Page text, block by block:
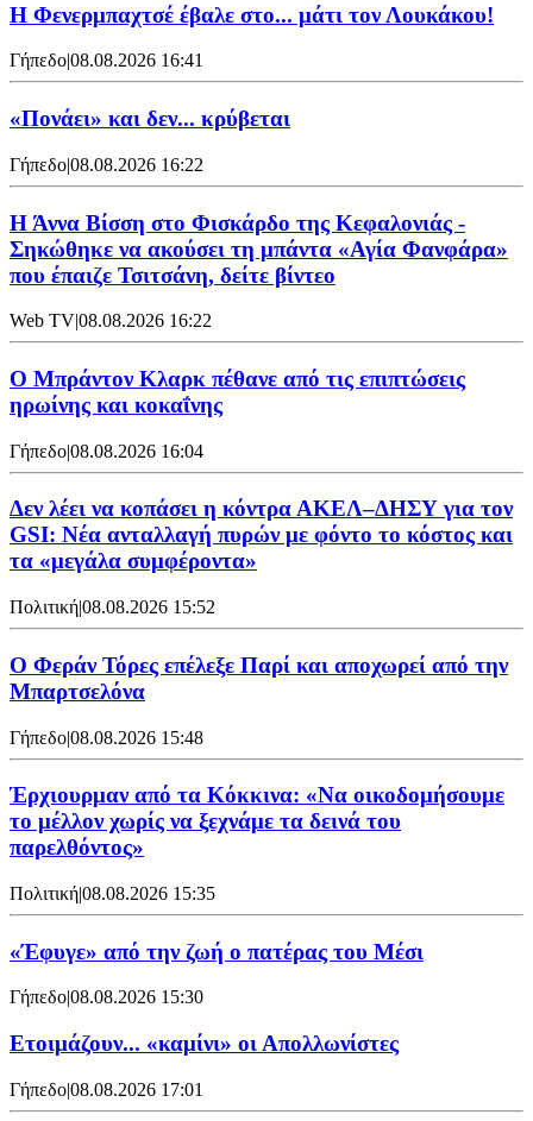
Η Φενερμπαχτσέ έβαλε στο... μάτι τον Λουκάκου!
Γήπεδο|08.08.2026 16:41
«Πονάει» και δεν... κρύβεται
Γήπεδο|08.08.2026 16:22
Η Άννα Βίσση στο Φισκάρδο της Κεφαλονιάς -
Σηκώθηκε να ακούσει τη μπάντα «Αγία Φανφάρα»
που έπαιζε Τσιτσάνη, δείτε βίντεο
Web TV|08.08.2026 16:22
Ο Μπράντον Κλαρκ πέθανε από τις επιπτώσεις
ηρωίνης και κοκαΐνης
Γήπεδο|08.08.2026 16:04
Δεν λέει να κοπάσει η κόντρα ΑΚΕΛ–ΔΗΣΥ για τον
GSI: Νέα ανταλλαγή πυρών με φόντο το κόστος και
τα «μεγάλα συμφέροντα»
Πολιτική|08.08.2026 15:52
Ο Φεράν Τόρες επέλεξε Παρί και αποχωρεί από την
Μπαρτσελόνα
Γήπεδο|08.08.2026 15:48
Έρχιουρμαν από τα Κόκκινα: «Να οικοδομήσουμε
το μέλλον χωρίς να ξεχνάμε τα δεινά του
παρελθόντος»
Πολιτική|08.08.2026 15:35
«Έφυγε» από την ζωή ο πατέρας του Μέσι
Γήπεδο|08.08.2026 15:30
Ετοιμάζουν... «καμίνι» οι Απολλωνίστες
Γήπεδο|08.08.2026 17:01